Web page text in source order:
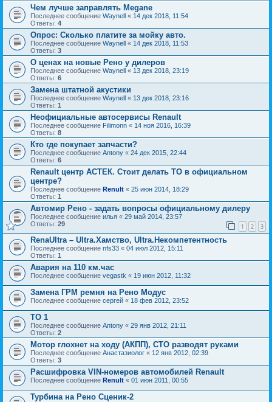
Чем лучше заправлять Megane
Последнее сообщение Waynell « 14 дек 2018, 11:54
Ответы: 4
Опрос: Сколько платите за мойку авто.
Последнее сообщение Waynell « 14 дек 2018, 11:53
Ответы: 3
О ценах на новые Рено у дилеров
Последнее сообщение Waynell « 13 дек 2018, 23:19
Ответы: 6
Замена штатной акустики
Последнее сообщение Waynell « 13 дек 2018, 23:16
Ответы: 1
Неофициальные автосервисы Renault
Последнее сообщение Filimonn « 14 ноя 2016, 16:39
Ответы: 8
Кто где покупает запчасти?
Последнее сообщение Antony « 24 дек 2015, 22:44
Ответы: 6
Renault центр АСТЕК. Стоит делать ТО в официальном
центре?
Последнее сообщение Renult « 25 июн 2014, 18:29
Ответы: 1
Автомир Рено - задать вопросы официальному дилеру
Последнее сообщение илья « 29 май 2014, 23:57
Ответы: 29 1 2 3
RenaUltra – Ultra.Хамство, Ultra.Некомпетентность
Последнее сообщение nfs33 « 04 июл 2012, 15:11
Ответы: 1
Авария на 110 км.час
Последнее сообщение vegastk « 19 июн 2012, 11:32
Замена ГРМ ремня на Рено Модус
Последнее сообщение сергей « 18 фев 2012, 23:52
ТО 1
Последнее сообщение Antony « 29 янв 2012, 21:11
Ответы: 2
Мотор глохнет на ходу (АКПП), СТО разводят руками
Последнее сообщение Анастазиолог « 12 янв 2012, 02:39
Ответы: 3
Расшифровка VIN-номеров автомобилей Renault
Последнее сообщение Renult « 01 июн 2011, 00:55
Турбина на Рено Сценик-2